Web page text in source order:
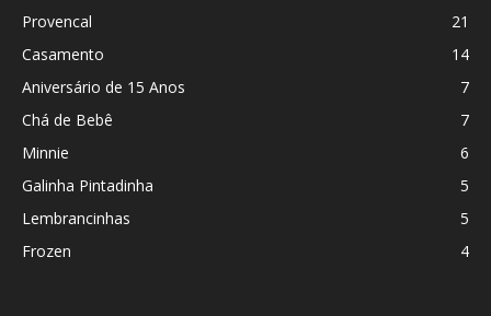
Provencal
21
Casamento
14
Aniversário de 15 Anos
7
Chá de Bebê
7
Minnie
6
Galinha Pintadinha
5
Lembrancinhas
5
Frozen
4